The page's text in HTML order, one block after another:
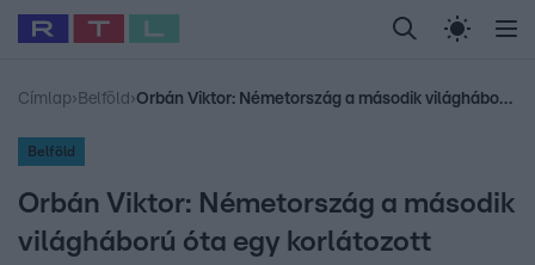
Legfrissebb RTL Híradó Randi Celeb vagyok,
Babits Marcella Most Wanted Gallusz
Címlap› Belföld › Orbán Viktor: Németország a második világháború óta egy korlátozott önállósággal rendelkező ország
Belföld
Orbán Viktor: Németország a második
világháború óta egy korlátozott